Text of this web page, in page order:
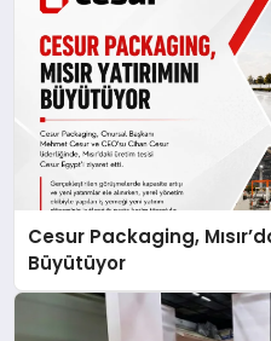
Cesur Packaging,
Büyütüyor